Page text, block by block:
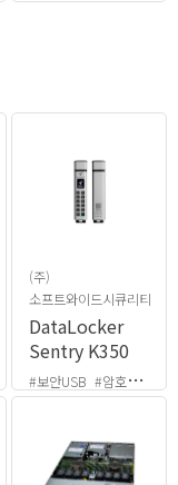
(주)
소프트와이드시큐리티
DataLocker
Sentry K350
#보안USB #암호화USB